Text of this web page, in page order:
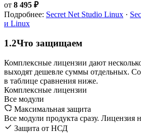
от 8 495 ₽
Подробнее: Secret Net Studio Linux ·
и Linux
1.2Что защищаем
Комплексные лицензии дают
выходят дешевле суммы отдельных.
в таблице сравнения ниже.
Комплексные лицензии
Все модули
Максимальная защита
Все модули продукта сразу. Лицензия
Защита от НСД